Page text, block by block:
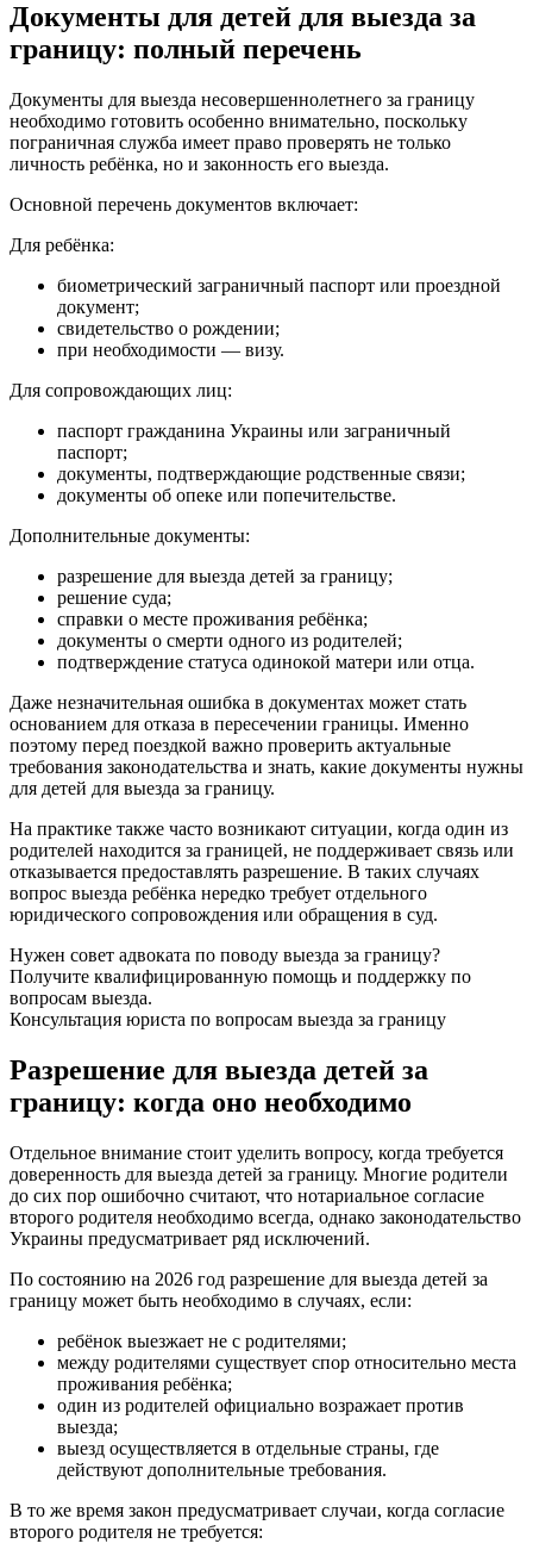
Документы для детей для выезда за
границу: полный перечень
Документы для выезда несовершеннолетнего за границу
необходимо готовить особенно внимательно, поскольку
пограничная служба имеет право проверять не только
личность ребёнка, но и законность его выезда.
Основной перечень документов включает:
Для ребёнка:
биометрический заграничный паспорт или проездной
документ;
свидетельство о рождении;
при необходимости — визу.
Для сопровождающих лиц:
паспорт гражданина Украины или заграничный
паспорт;
документы, подтверждающие родственные связи;
документы об опеке или попечительстве.
Дополнительные документы:
разрешение для выезда детей за границу;
решение суда;
справки о месте проживания ребёнка;
документы о смерти одного из родителей;
подтверждение статуса одинокой матери или отца.
Даже незначительная ошибка в документах может стать
основанием для отказа в пересечении границы. Именно
поэтому перед поездкой важно проверить актуальные
требования законодательства и знать, какие документы нужны
для детей для выезда за границу.
На практике также часто возникают ситуации, когда один из
родителей находится за границей, не поддерживает связь или
отказывается предоставлять разрешение. В таких случаях
вопрос выезда ребёнка нередко требует отдельного
юридического сопровождения или обращения в суд.
Нужен совет адвоката по поводу выезда за границу?
Получите квалифицированную помощь и поддержку по
вопросам выезда.
Консультация юриста по вопросам выезда за границу
Разрешение для выезда детей за
границу: когда оно необходимо
Отдельное внимание стоит уделить вопросу, когда требуется
доверенность для выезда детей за границу. Многие родители
до сих пор ошибочно считают, что нотариальное согласие
второго родителя необходимо всегда, однако законодательство
Украины предусматривает ряд исключений.
По состоянию на 2026 год разрешение для выезда детей за
границу может быть необходимо в случаях, если:
ребёнок выезжает не с родителями;
между родителями существует спор относительно места
проживания ребёнка;
один из родителей официально возражает против
выезда;
выезд осуществляется в отдельные страны, где
действуют дополнительные требования.
В то же время закон предусматривает случаи, когда согласие
второго родителя не требуется: